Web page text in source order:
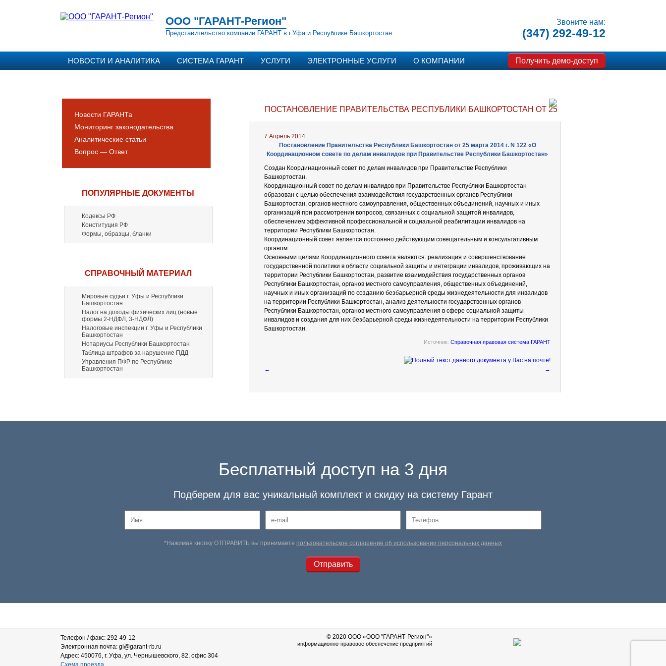
ООО "ГАРАНТ-Регион"
Представительство компании ГАРАНТ в г.Уфа и Республике Башкортостан.
Звоните нам:
(347) 292-49-12
НОВОСТИ И АНАЛИТИКА СИСТЕМА ГАРАНТ УСЛУГИ ЭЛЕКТРОННЫЕ УСЛУГИ О КОМПАНИИ Получить демо-доступ
Новости ГАРАНТа
Мониторинг законодательства
Аналитические статьи
Вопрос — Ответ
ПОПУЛЯРНЫЕ ДОКУМЕНТЫ
Кодексы РФ
Конституция РФ
Формы, образцы, бланки
СПРАВОЧНЫЙ МАТЕРИАЛ
Мировые судьи г. Уфы и Республики
Башкортостан
Налог на доходы физических лиц (новые
формы 2-НДФЛ, 3-НДФЛ)
Налоговые инспекции г. Уфы и Республики
Башкортостан
Нотариусы Республики Башкортостан
Таблица штрафов за нарушение ПДД
Управления ПФР по Республике
Башкортостан
ПОСТАНОВЛЕНИЕ ПРАВИТЕЛЬСТВА РЕСПУБЛИКИ БАШКОРТОСТАН ОТ 25 МАРТА 2014 Г. N 122
7 Апрель 2014
Постановление Правительства Республики Башкортостан от 25 марта 2014 г. N 122 «О
Координационном совете по делам инвалидов при Правительстве Республики Башкортостан»
Создан Координационный совет по делам инвалидов при Правительстве Республики
Башкортостан.
Координационный совет по делам инвалидов при Правительстве Республики Башкортостан
образован с целью обеспечения взаимодействия государственных органов Республики
Башкортостан, органов местного самоуправления, общественных объединений, научных и иных
организаций при рассмотрении вопросов, связанных с социальной защитой инвалидов,
обеспечением эффективной профессиональной и социальной реабилитации инвалидов на
территории Республики Башкортостан.
Координационный совет является постоянно действующим совещательным и консультативным
органом.
Основными целями Координационного совета являются: реализация и совершенствование
государственной политики в области социальной защиты и интеграции инвалидов, проживающих на
территории Республики Башкортостан, развитие взаимодействия государственных органов
Республики Башкортостан, органов местного самоуправления, общественных объединений,
научных и иных организаций по созданию безбарьерной среды жизнедеятельности для инвалидов
на территории Республики Башкортостан, анализ деятельности государственных органов
Республики Башкортостан, органов местного самоуправления в сфере социальной защиты
инвалидов и создания для них безбарьерной среды жизнедеятельности на территории Республики
Башкортостан.
Источник: Справочная правовая система ГАРАНТ
← →
Бесплатный доступ на 3 дня
Подберем для вас уникальный комплект и скидку на систему Гарант
*Нажимая кнопку ОТПРАВИТЬ вы принимаете пользовательское соглашение об использовании персональных данных
Телефон / факс: 292-49-12
Электронная почта: gl@garant-rb.ru
Адрес: 450076, г. Уфа, ул. Чернышевского, 82, офис 304
Схема проезда
© 2020 OOO «ООО "ГАРАНТ-Регион"»
информационно-правовое обеспечение предприятий